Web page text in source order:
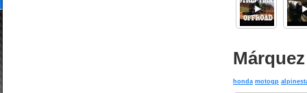
honda motogp